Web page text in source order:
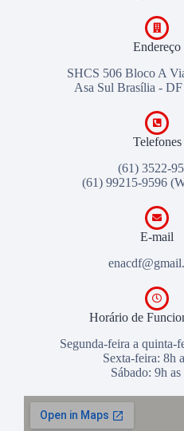
Endereço
SHCS 506 Bloco A
Asa Sul Brasília -
Telefones
(61) 3522-
(61) 99215-9596
E-mail
Horário de
Segunda-feira a quinta-
Sexta-feira: 8h
Sábado: 9h as